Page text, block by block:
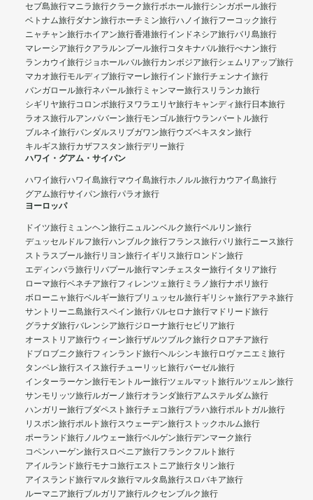
セブ島旅行マニラ旅行クラーク旅行ボホール旅行シンガポール旅行
ベトナム旅行ダナン旅行ホーチミン旅行ハノイ旅行フーコック旅行
ニャチャン旅行ホイアン旅行香港旅行インドネシア旅行バリ島旅行
マレーシア旅行クアラルンプール旅行コタキナバル旅行ぺナン旅行
ランカウイ旅行ジョホールバル旅行カンボジア旅行シェムリアップ旅行
マカオ旅行モルディブ旅行マーレ旅行インド旅行チェンナイ旅行
バンガロール旅行ネパール旅行 ミャンマー旅行スリランカ旅行
シギリヤ旅行コロンボ旅行ヌワラエリヤ旅行キャンディ旅行日本旅行
ラオス旅行ルアンパバーン旅行モンゴル旅行ウランバートル旅行
ブルネイ旅行バンダルスリブガワン旅行ウズベキスタン旅行
キルギス旅行カザフスタン旅行デリー旅行
ハワイ・グアム・サイパン
ハワイ旅行ハワイ島旅行マウイ島旅行ホノルル旅行カウアイ島旅行
グアム旅行サイパン旅行パラオ旅行
ヨーロッパ
ドイツ旅行 ミュンヘン旅行ニュルンベルク旅行ベルリン旅行
デュッセルドルフ旅行ハンブルク旅行フランス旅行パリ旅行ニース旅行
ストラスブール旅行リヨン旅行イギリス旅行ロンドン旅行
エディンバラ旅行リバプール旅行マンチェスター旅行イタリア旅行
ローマ旅行ベネチア旅行フィレンツェ旅行 ミラノ旅行ナポリ旅行
ボローニャ旅行ベルギー旅行ブリュッセル旅行ギリシャ旅行アテネ旅行
サントリーニ島旅行スペイン旅行バルセロナ旅行マドリード旅行
グラナダ旅行バレンシア旅行ジローナ旅行セビリア旅行
オーストリア旅行ウィーン旅行ザルツブルク旅行クロアチア旅行
ドブロブニク旅行フィンランド旅行ヘルシンキ旅行ロヴァニエミ旅行
タンペレ旅行スイス旅行チューリッヒ旅行バーゼル旅行
インターラーケン旅行モントルー旅行ツェルマット旅行ルツェルン旅行
サンモリッツ旅行ルガーノ旅行オランダ旅行アムステルダム旅行
ハンガリー旅行ブダペスト旅行チェコ旅行プラハ旅行ポルトガル旅行
リスボン旅行ポルト旅行スウェーデン旅行ストックホルム旅行
ポーランド旅行ノルウェー旅行ベルゲン旅行デンマーク旅行
コペンハーゲン旅行スロベニア旅行フランクフルト旅行
アイルランド旅行モナコ旅行エストニア旅行タリン旅行
アイスランド旅行マルタ旅行マルタ島旅行スロバキア旅行
ルーマニア旅行ブルガリア旅行ルクセンブルク旅行